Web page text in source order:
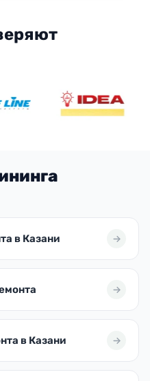
в Казани
в Казани